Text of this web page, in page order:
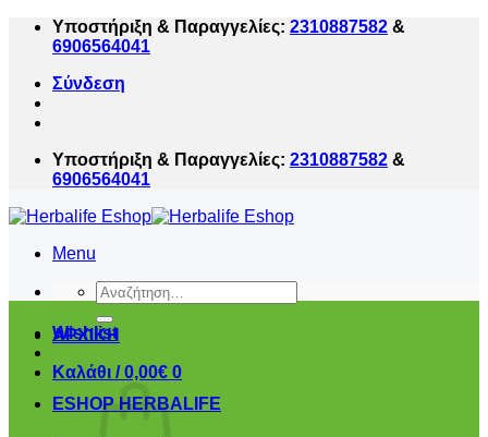
ΜετάβασηΥποστήριξη & Παραγγελίες: 2310887582 &
6906564041
Σύνδεση
Υποστήριξη & Παραγγελίες: 2310887582 &
6906564041
Menu
Αναζήτηση
για:
Wishlist
Καλάθι /0,00€ 0
ΑΡΧΙΚΗ
ESHOP HERBALIFE